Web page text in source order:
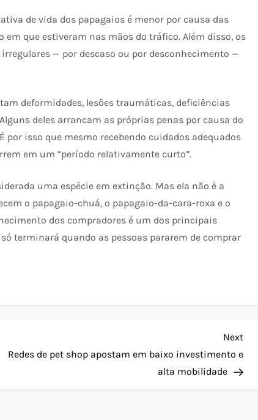
de vida dos papagaios é menor por causa das
em que estiveram nas mãos do tráfico. Além disso, os
— por descaso ou por desconhecimento —
deformidades, lesões traumáticas, deficiências
deles arrancam as próprias penas por causa do
por isso que mesmo recebendo cuidados adequados
em um “período relativamente curto”.
uma espécie em extinção. Mas ela não é a
o papagaio-chuá, o papagaio-da-cara-roxa e o
dos compradores é um dos principais
terminará quando as pessoas pararem de comprar
Next
Post
Next
Redes de pet shop apostam em baixo investimento e
alta mobilidade